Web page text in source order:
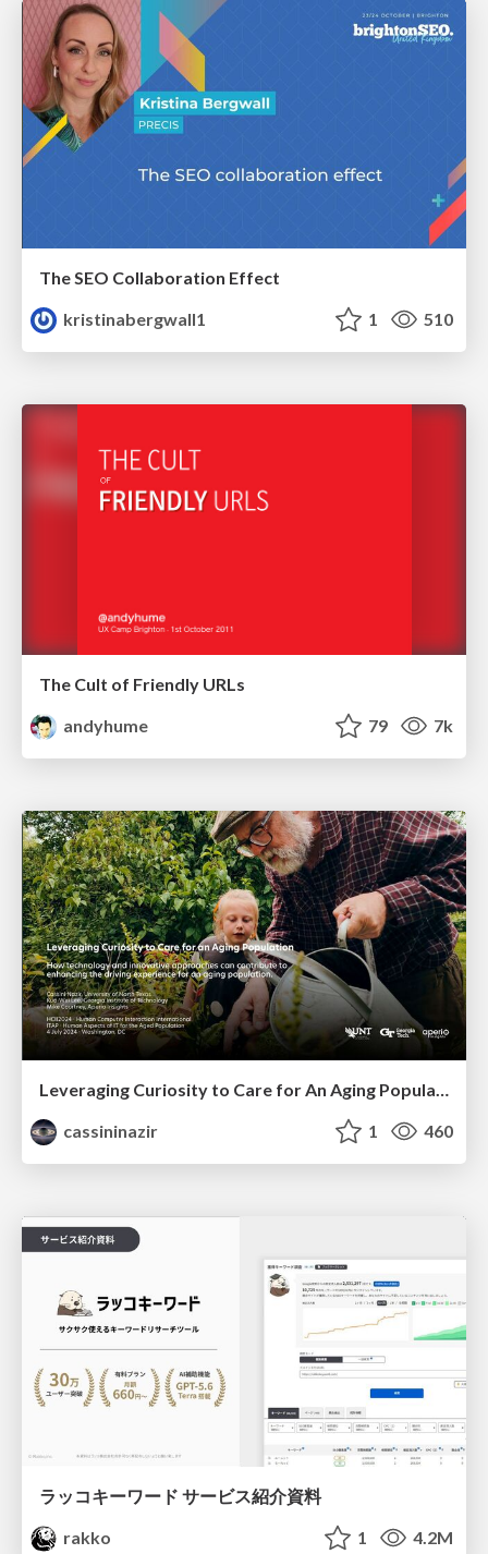
The SEO Collaboration Effect
kristinabergwall1
1 510
The Cult of Friendly URLs
andyhume
79 7k
Leveraging Curiosity to Care for An Aging Population
cassininazir
1 460
ラッコキーワード サービス紹介資料
rakko
1 4.2M